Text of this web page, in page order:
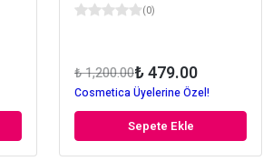
(0)
₺ 1,200.00₺ 479.00
Cosmetica Üyelerine Özel!
Sepete Ekle